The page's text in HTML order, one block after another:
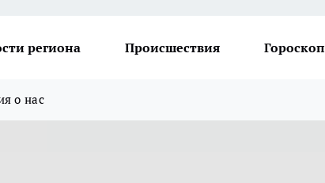
региона Происшествия Гороскоп
о нас